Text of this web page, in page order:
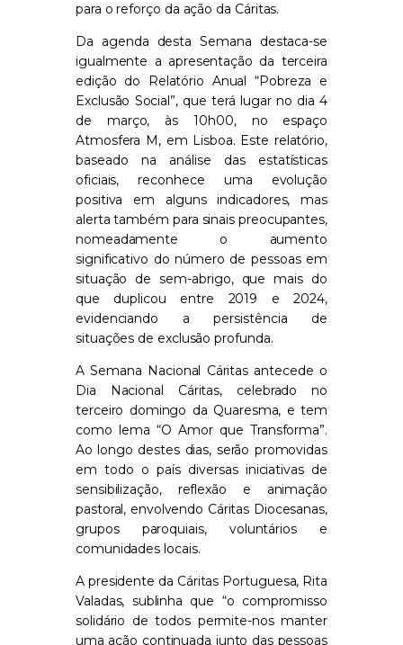
para o reforço da ação da Cáritas.
Da agenda desta Semana destaca-se
igualmente a apresentação da terceira
edição do Relatório Anual “Pobreza e
Exclusão Social”, que terá lugar no dia 4
de março, às 10h00, no espaço
Atmosfera M, em Lisboa. Este relatório,
baseado na análise das estatísticas
oficiais, reconhece uma evolução
positiva em alguns indicadores, mas
alerta também para sinais preocupantes,
nomeadamente o aumento
significativo do número de pessoas em
situação de sem-abrigo, que mais do
que duplicou entre 2019 e 2024,
evidenciando a persistência de
situações de exclusão profunda.
A Semana Nacional Cáritas antecede o
Dia Nacional Cáritas, celebrado no
terceiro domingo da Quaresma, e tem
como lema “O Amor que Transforma”.
Ao longo destes dias, serão promovidas
em todo o país diversas iniciativas de
sensibilização, reflexão e animação
pastoral, envolvendo Cáritas Diocesanas,
grupos paroquiais, voluntários e
comunidades locais.
A presidente da Cáritas Portuguesa, Rita
Valadas, sublinha que “o compromisso
solidário de todos permite-nos manter
uma ação continuada junto das pessoas